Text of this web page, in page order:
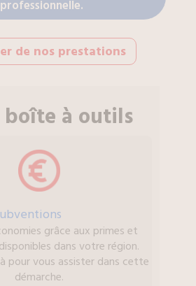
professionnelle.
de nos prestations
à outils
grâce aux primes et
dans votre région.
pour vous assister dans cette
démarche.